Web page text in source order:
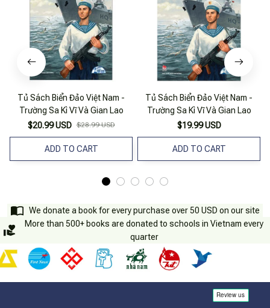
Tủ Sách Biển Đảo Việt Nam -
Trường Sa Kì Vĩ Và Gian Lao
$20.99 USD $28.99 USD
ADD TO CART
Tủ Sách Biển Đảo Việt Nam -
Trường Sa Kì Vĩ Và Gian Lao
$19.99 USD
ADD TO CART
We donate a book for every purchase over 50 USD on our site
More than 500+ books are donated to schools in Vietnam every
quarter